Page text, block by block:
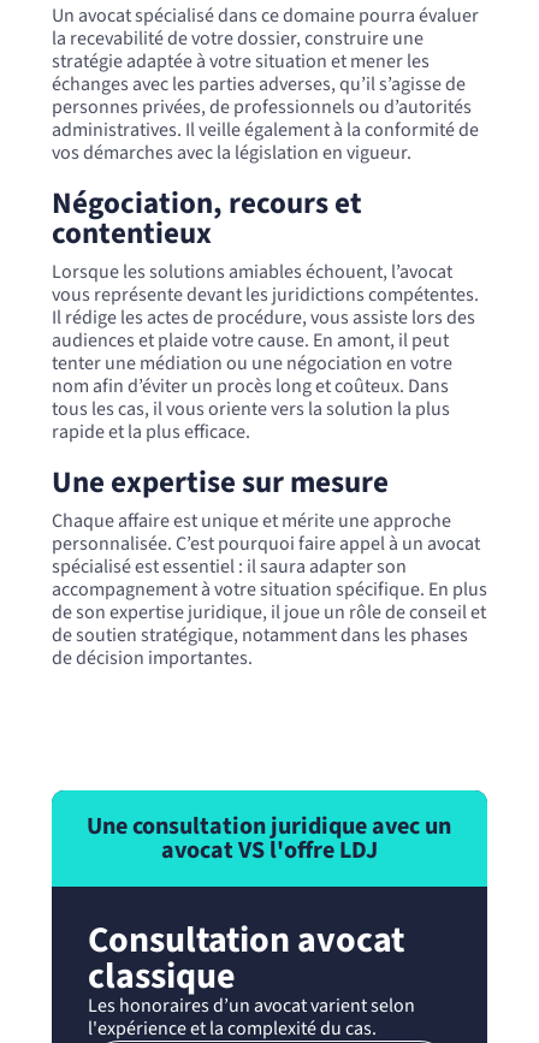
Un avocat spécialisé dans ce domaine pourra évaluer
la recevabilité de votre dossier, construire une
stratégie adaptée à votre situation et mener les
échanges avec les parties adverses, qu’il s’agisse de
personnes privées, de professionnels ou d’autorités
administratives. Il veille également à la conformité de
vos démarches avec la législation en vigueur.
Négociation, recours et
contentieux
Lorsque les solutions amiables échouent, l’avocat
vous représente devant les juridictions compétentes.
Il rédige les actes de procédure, vous assiste lors des
audiences et plaide votre cause. En amont, il peut
tenter une médiation ou une négociation en votre
nom afin d’éviter un procès long et coûteux. Dans
tous les cas, il vous oriente vers la solution la plus
rapide et la plus efficace.
Une expertise sur mesure
Chaque affaire est unique et mérite une approche
personnalisée. C’est pourquoi faire appel à un avocat
spécialisé est essentiel : il saura adapter son
accompagnement à votre situation spécifique. En plus
de son expertise juridique, il joue un rôle de conseil et
de soutien stratégique, notamment dans les phases
de décision importantes.
Une consultation juridique avec un
avocat VS l'offre LDJ
Consultation avocat
classique
Les honoraires d’un avocat varient selon
l'expérience et la complexité du cas.